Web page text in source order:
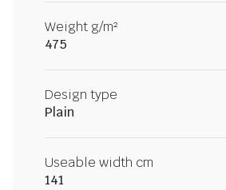
Weight g/m²
475
Design type
Plain
Useable width cm
141